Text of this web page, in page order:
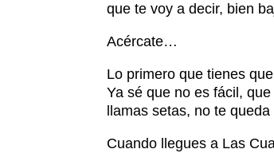
que te voy a decir, bien
Acércate…
Lo primero que tienes
Ya sé que no es fácil,
llamas setas, no te
Cuando llegues a Las